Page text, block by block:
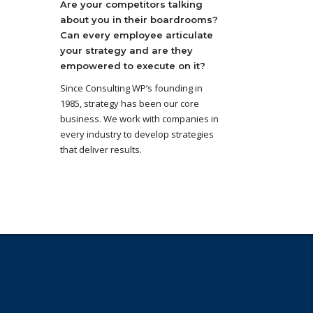
Are your competitors talking
about you in their boardrooms?
Can every employee articulate
your strategy and are they
empowered to execute on it?
Since Consulting WP’s founding in
1985, strategy has been our core
business. We work with companies in
every industry to develop strategies
that deliver results.